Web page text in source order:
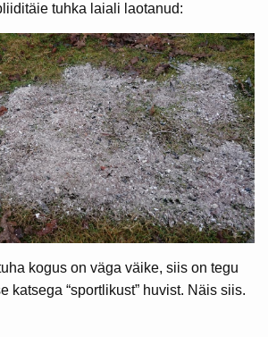
tuhka laiali laotanud:
kogus on väga väike, siis on tegu
katsega “sportlikust” huvist. Näis siis.